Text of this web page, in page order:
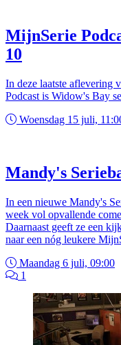
MijnSerie
10
In deze laatste aflevering
Podcast is Widow's Bay
Woensdag 15 juli,
Mandy's
In een nieuwe Mandy's
week vol opvallende
Daarnaast geeft ze een
naar een nóg leukere
Maandag 6 juli, 09:00
1